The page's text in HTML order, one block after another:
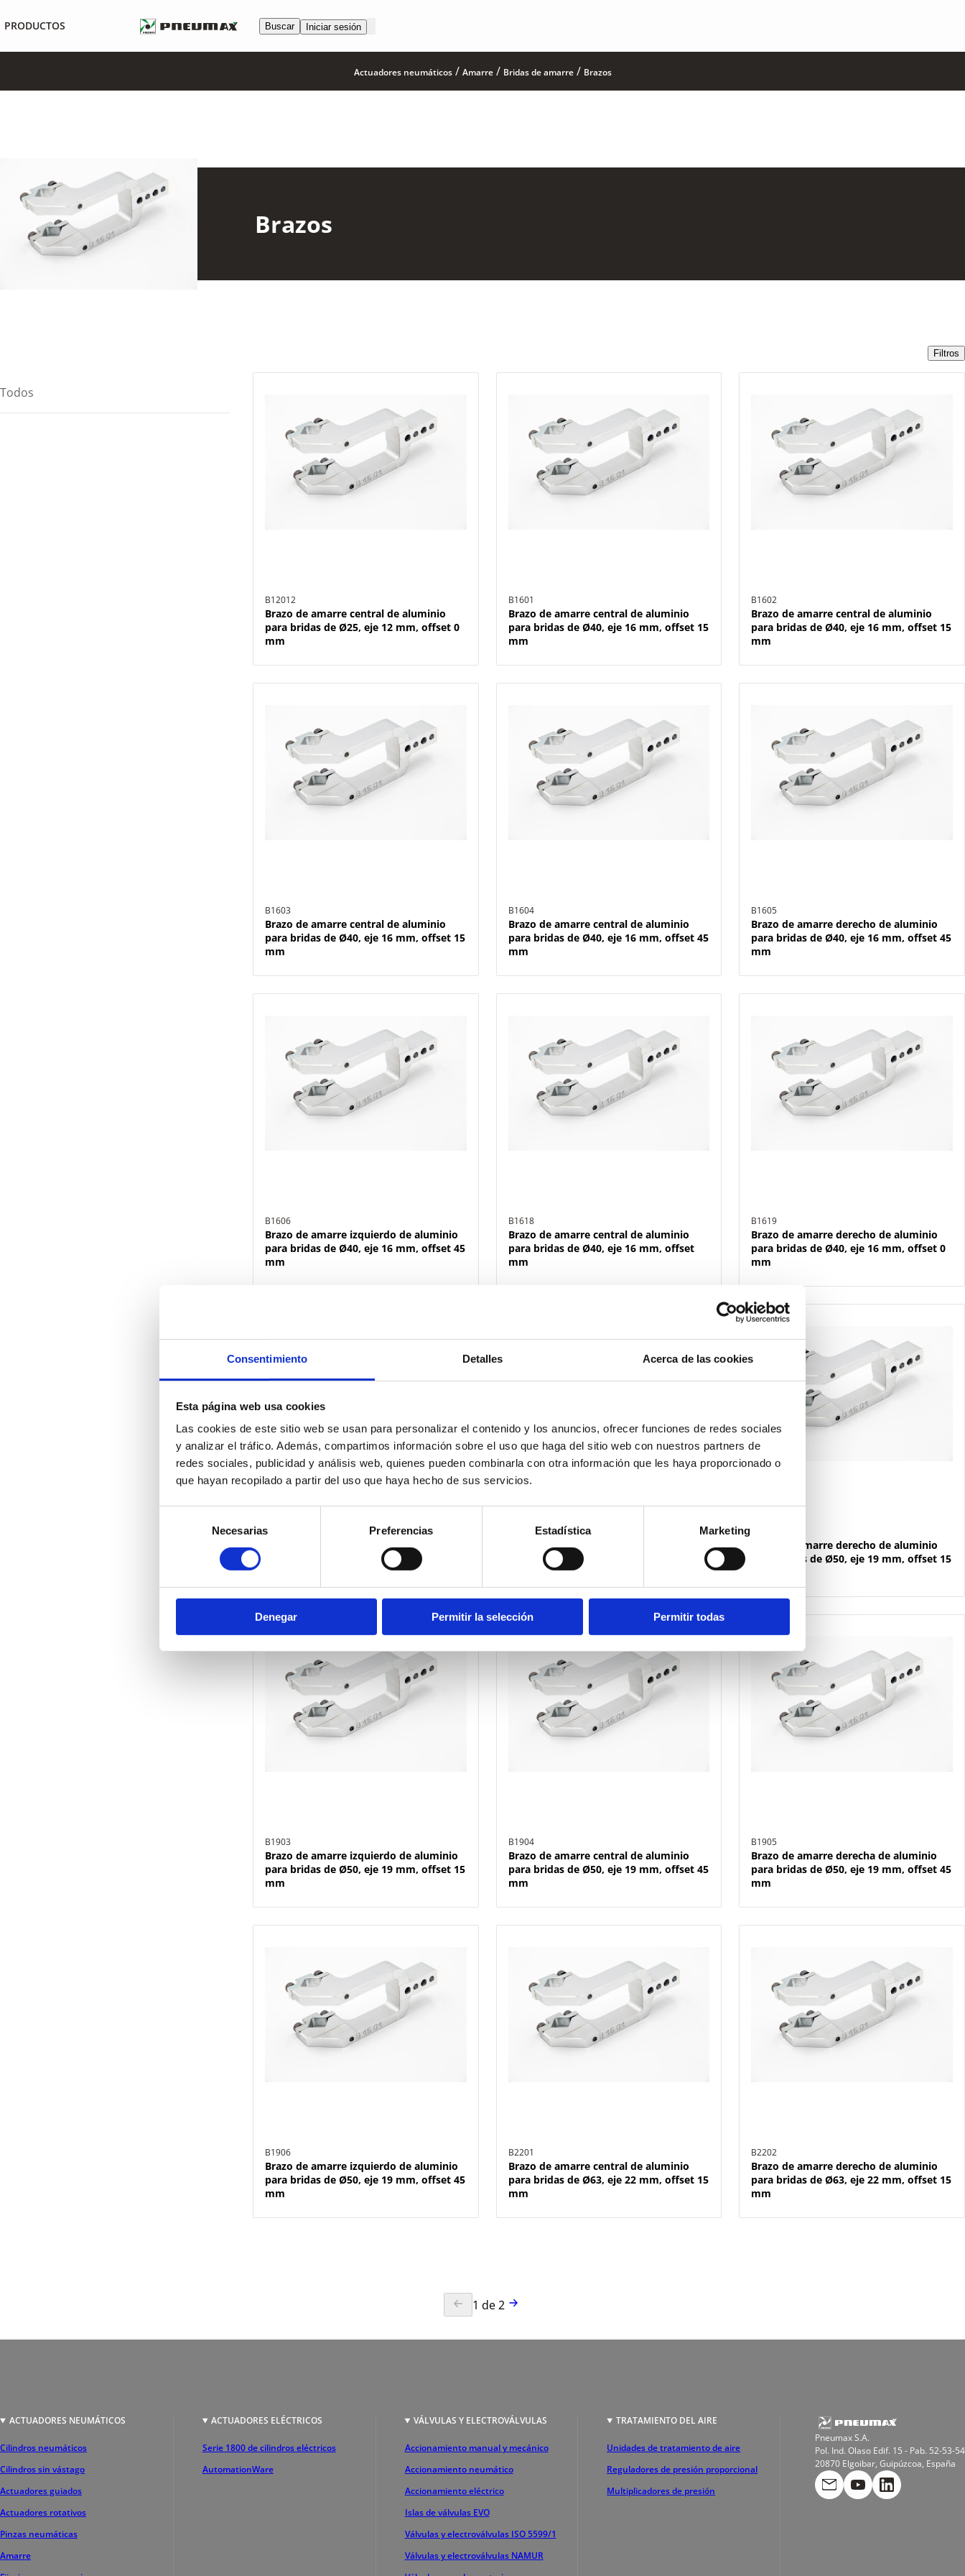
Consentimiento Detalles Acerca de las cookies
Esta página web usa cookies
Las cookies de este sitio web se usan para personalizar el contenido y los anuncios, ofrecer funciones de redes sociales
y analizar el tráfico. Además, compartimos información sobre el uso que haga del sitio web con nuestros partners de
redes sociales, publicidad y análisis web, quienes pueden combinarla con otra información que les haya proporcionado o
que hayan recopilado a partir del uso que haya hecho de sus servicios.
consentimiento
Necesarias Preferencias Estadística Marketing
Denegar Permitir la selección Permitir todas
PRODUCTOS Buscar Iniciar sesión
Actuadores neumáticos/ Amarre/ Bridas de amarre/ Brazos
Brazos
Filtros
Todos
B12012
Brazo de amarre central de aluminio
para bridas de Ø25, eje 12 mm, offset 0
mm
B1601
Brazo de amarre central de aluminio
para bridas de Ø40, eje 16 mm, offset 15
mm
B1602
Brazo de amarre central de aluminio
para bridas de Ø40, eje 16 mm, offset 15
mm
B1603
Brazo de amarre central de aluminio
para bridas de Ø40, eje 16 mm, offset 15
mm
B1604
Brazo de amarre central de aluminio
para bridas de Ø40, eje 16 mm, offset 45
mm
B1605
Brazo de amarre derecho de aluminio
para bridas de Ø40, eje 16 mm, offset 45
mm
B1606
Brazo de amarre izquierdo de aluminio
para bridas de Ø40, eje 16 mm, offset 45
mm
B1618
Brazo de amarre central de aluminio
para bridas de Ø40, eje 16 mm, offset
mm
B1619
Brazo de amarre derecho de aluminio
para bridas de Ø40, eje 16 mm, offset 0
mm
B1620
Brazo de amarre izquierdo de aluminio
para bridas de Ø40, eje 16 mm, offset 0
Brazo de amarre central de aluminio
para bridas de Ø50, eje 19 mm, offset 15
Brazo de amarre derecho de aluminio
para bridas de Ø50, eje 19 mm, offset 15
B1903
Brazo de amarre izquierdo de aluminio
para bridas de Ø50, eje 19 mm, offset 15
mm
B1904
Brazo de amarre central de aluminio
para bridas de Ø50, eje 19 mm, offset 45
mm
B1905
Brazo de amarre derecha de aluminio
para bridas de Ø50, eje 19 mm, offset 45
mm
B1906
Brazo de amarre izquierdo de aluminio
para bridas de Ø50, eje 19 mm, offset 45
mm
B2201
Brazo de amarre central de aluminio
para bridas de Ø63, eje 22 mm, offset 15
mm
B2202
Brazo de amarre derecho de aluminio
para bridas de Ø63, eje 22 mm, offset 15
mm
1 de2
ACTUADORES NEUMÁTICOS
Cilindros neumáticos
Cilindros sin vástago
Actuadores guiados
Actuadores rotativos
Pinzas neumáticas
Amarre
ACTUADORES ELÉCTRICOS
Serie 1800 de cilindros eléctricos
AutomationWare
VÁLVULAS Y ELECTROVÁLVULAS
Accionamiento manual y mecánico
Accionamiento neumático
Accionamiento eléctrico
Islas de válvulas EVO
Válvulas y electroválvulas ISO 5599/1
Válvulas y electroválvulas NAMUR
TRATAMIENTO DEL AIRE
Unidades de tratamiento de aire
Reguladores de presión proporcional
Multiplicadores de presión
Pneumax S.A.
Pol. Ind. Olaso Edif. 15 - Pab. 52-53-54
20870 Elgoibar, Guipúzcoa, España